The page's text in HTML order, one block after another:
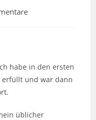
habe in den ersten
erfüllt und war dann
üblicher